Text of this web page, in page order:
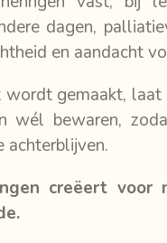
dagen,
en aandacht
gemaakt,
wél bewaren,
achterblijven.
creëert voor